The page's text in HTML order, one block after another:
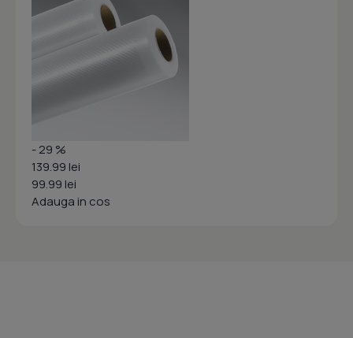
- 29 %
139.99 lei
99.99 lei
Adauga in cos